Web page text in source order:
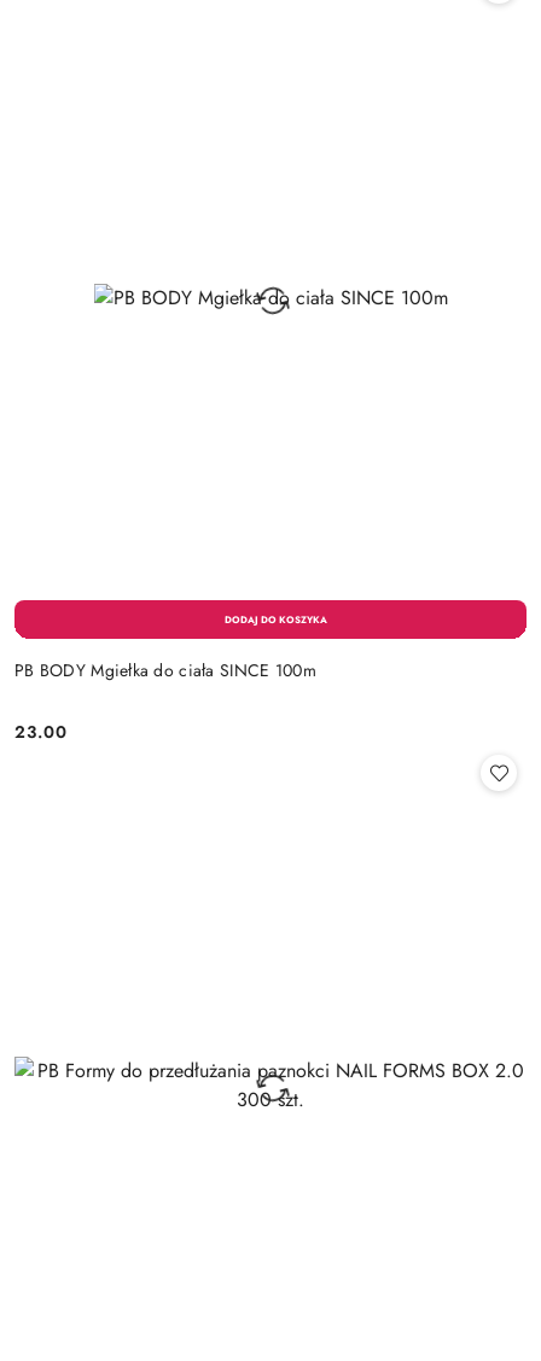
PB BODY Mgiełka do ciała SINCE 100m
Cena:
23.00